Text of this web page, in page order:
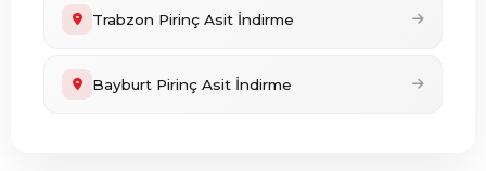
Trabzon Pirinç Asit İndirme
Bayburt Pirinç Asit İndirme